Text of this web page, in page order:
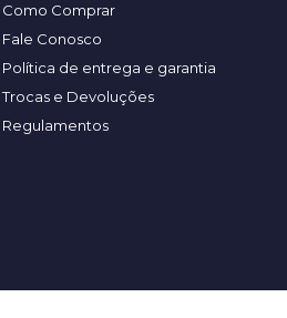
Como Comprar
Fale Conosco
Política de entrega e garantia
Trocas e Devoluções
Regulamentos